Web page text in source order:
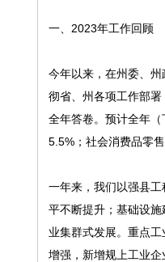
一、2023年工作回顾
今年以来，在州委、
彻省、州各项工作部
全年答卷。预计全年
5.5%；社会消费品零
一年来，我们以强县
平不断提升；基础设
业集群式发展。重点
增强，新增规上工业